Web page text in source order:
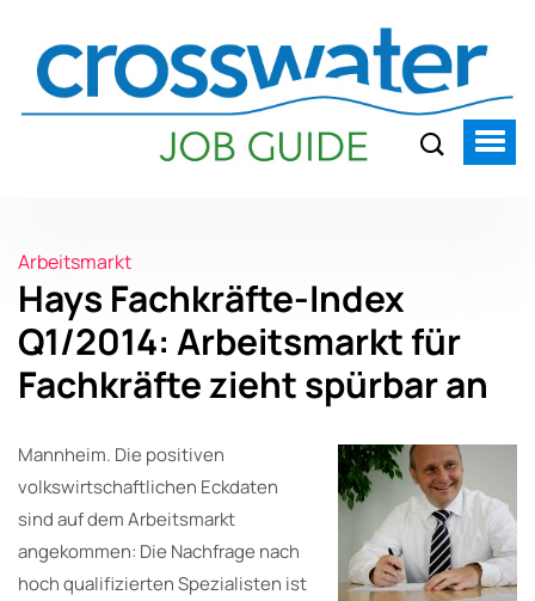
Arbeitsmarkt
Hays Fachkräfte-Index
Q1/2014: Arbeitsmarkt für
Fachkräfte zieht spürbar an
Mannheim. Die positiven
volkswirtschaftlichen Eckdaten
sind auf dem Arbeitsmarkt
angekommen: Die Nachfrage nach
hoch qualifizierten Spezialisten ist